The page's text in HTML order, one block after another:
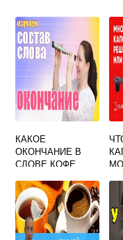
КАКОЕ
ОКОНЧАНИЕ В
СЛОВЕ КОФЕ